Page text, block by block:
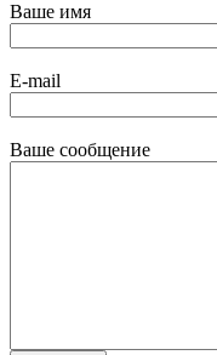
Ваше имя
E-mail
Ваше сообщение